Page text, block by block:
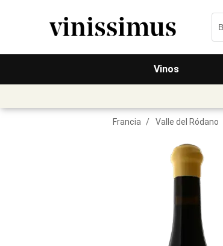
Vinos
Francia / Valle del Ródano